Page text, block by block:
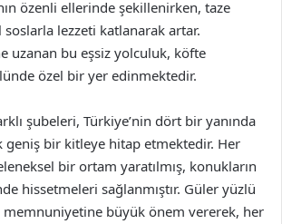
özenli ellerinde şekillenirken, taze
lezzeti katlanarak artar.
uzanan bu eşsiz yolculuk, köfte
özel bir yer edinmektedir.
şubeleri, Türkiye’nin dört bir yanında
geniş bir kitleye hitap etmektedir. Her
bir ortam yaratılmış, konukların
hissetmeleri sağlanmıştır. Güler yüzlü
büyük önem vererek, her